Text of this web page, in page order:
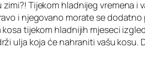
zimi?! Tijekom hladnijeg vremena i
i njegovano morate se
kosa tijekom hladnijih mjeseci
ulja koja će nahraniti vašu